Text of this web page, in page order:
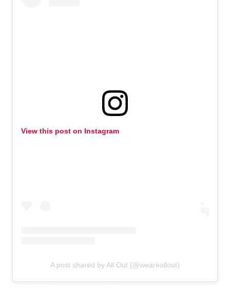
View this post on Instagram
A post shared by All Out (@weareallout)